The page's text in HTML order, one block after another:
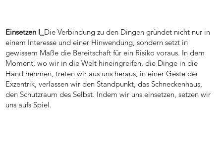
Einsetzen I_ Die Verbindung zu den Dingen gründet nicht nur in
einem Interesse und einer Hinwendung, sondern setzt in
gewissem Maße die Bereitschaft für ein Risiko voraus. In dem
Moment, wo wir in die Welt hineingreifen, die Dinge in die
Hand nehmen, treten wir aus uns heraus, in einer Geste der
Exzentrik, verlassen wir den Standpunkt, das Schneckenhaus,
den Schutzraum des Selbst. Indem wir uns einsetzen, setzen wir
uns aufs Spiel.